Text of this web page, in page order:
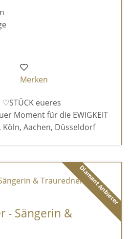
Merken
eueres
Moment für die EWIGKEIT
Aachen, Düsseldorf
Diamant Anbieter
- Sängerin &